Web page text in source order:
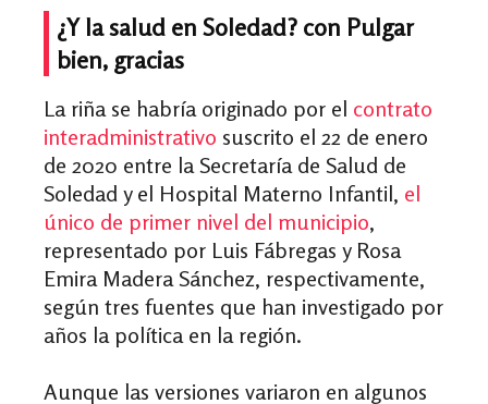
¿Y la salud en Soledad? con Pulgar
bien, gracias
La riña se habría originado por el contrato
interadministrativo suscrito el 22 de enero
de 2020 entre la Secretaría de Salud de
Soledad y el Hospital Materno Infantil, el
único de primer nivel del municipio,
representado por Luis Fábregas y Rosa
Emira Madera Sánchez, respectivamente,
según tres fuentes que han investigado por
años la política en la región.
Aunque las versiones variaron en algunos